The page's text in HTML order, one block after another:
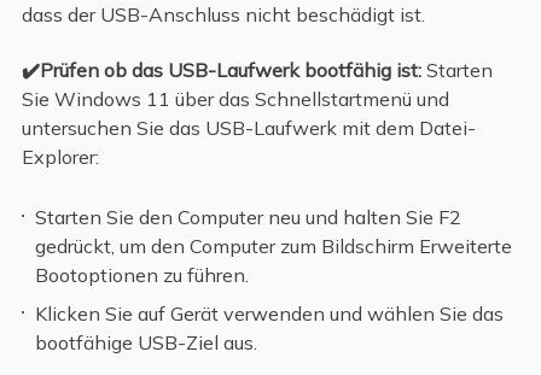
dass der USB-Anschluss nicht beschädigt ist.
✔️Prüfen ob das USB-Laufwerk bootfähig ist: Starten
Sie Windows 11 über das Schnellstartmenü und
untersuchen Sie das USB-Laufwerk mit dem Datei-
Explorer:
Starten Sie den Computer neu und halten Sie F2
gedrückt, um den Computer zum Bildschirm Erweiterte
Bootoptionen zu führen.
Klicken Sie auf Gerät verwenden und wählen Sie das
bootfähige USB-Ziel aus.